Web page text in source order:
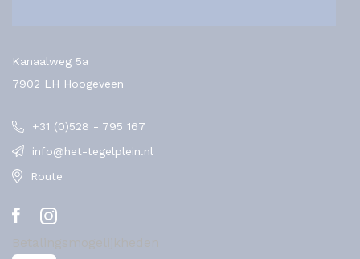
Kanaalweg 5a
7902 LH Hoogeveen
+31 (0)528 - 795 167
info@het-tegelplein.nl
Route